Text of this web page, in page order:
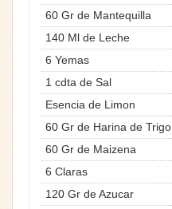
60 Gr de Mantequilla
140 Ml de Leche
6 Yemas
1 cdta de Sal
Esencia de Limon
60 Gr de Harina de Trigo
60 Gr de Maizena
6 Claras
120 Gr de Azucar